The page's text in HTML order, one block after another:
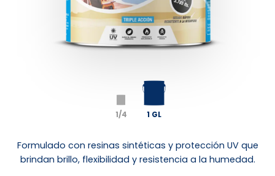
Formulado con resinas sintéticas y protección UV que
brindan brillo, flexibilidad y resistencia a la humedad.
1/4 1 GL